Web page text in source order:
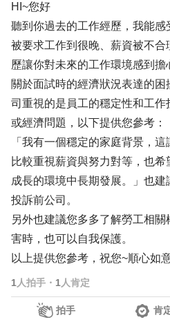
HI~您好
聽到你過去的工作經歷，我能感
被要求工作到很晚、薪資被不
歷讓你對未來的工作環境感到擔
關於面試時的經濟狀況表達的
司重視的是員工的穩定性和工
或經濟問題，以下提供您參考：
「我有一個穩定的家庭背景，
比較重視薪資與努力對等，也
成長的環境中長期發展。」也
投訴前公司。
另外也建議您多多了解勞工相
害時，也可以自我保護。
以上提供您參考，祝您~順心如意
1 人拍手 ・ 1 人肯定
拍手 肯